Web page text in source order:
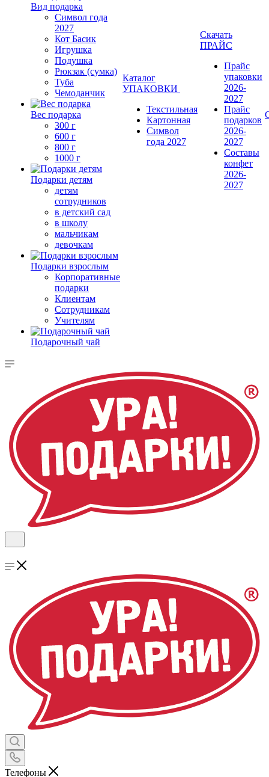
Вид подарка
Символ года
2027
Кот Басик
Игрушка
Подушка
Рюкзак (сумка)
Туба
Чемоданчик
Вес подарка
300 г
600 г
800 г
1000 г
Подарки детям
детям
сотрудников
в детский сад
в школу
мальчикам
девочкам
Подарки взрослым
Корпоративные
подарки
Клиентам
Сотрудникам
Учителям
Подарочный чай
Каталог
УПАКОВКИ
Текстильная
Картонная
Символ
года 2027
Скачать
ПРАЙС
Прайс
упаковки
2026-
2027
Прайс
подарков
2026-
2027
Составы
конфет
2026-
2027
Телефоны